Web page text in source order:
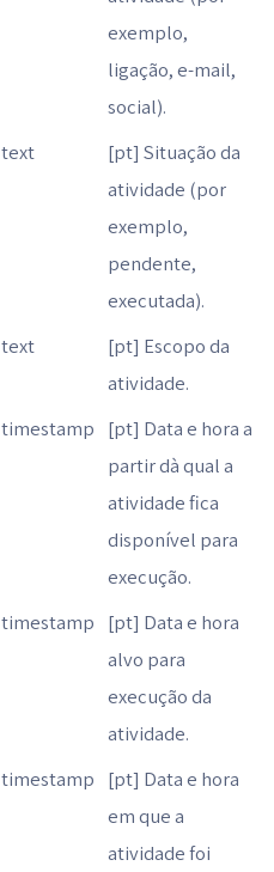
exemplo,
ligação, e-mail,
social).
text
[pt] Situação da
atividade (por
exemplo,
pendente,
executada).
text
[pt] Escopo da
atividade.
timestamp [pt] Data e hora a
partir dà qual a
atividade fica
disponível para
execução.
timestamp [pt] Data e hora
alvo para
execução da
atividade.
timestamp [pt] Data e hora
em que a
atividade foi